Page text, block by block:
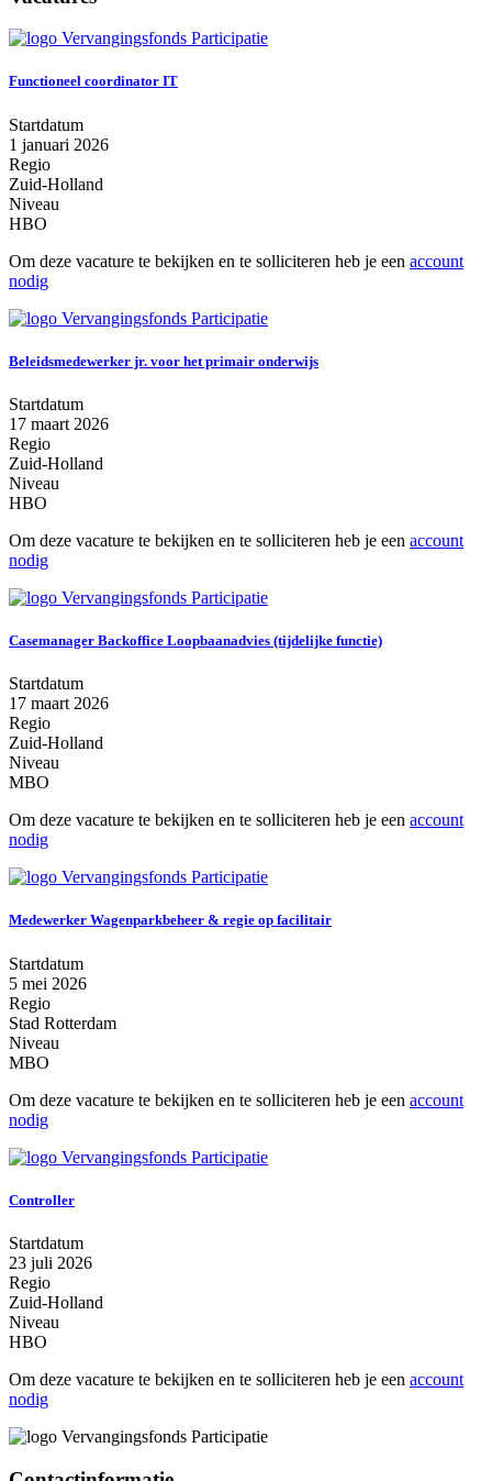
Functioneel coordinator IT
Startdatum
1 januari 2026
Regio
Zuid-Holland
Niveau
HBO
Om deze vacature te bekijken en te solliciteren heb je een account
nodig
Beleidsmedewerker jr. voor het primair onderwijs
Startdatum
17 maart 2026
Regio
Zuid-Holland
Niveau
HBO
Om deze vacature te bekijken en te solliciteren heb je een account
nodig
Casemanager Backoffice Loopbaanadvies (tijdelijke functie)
Startdatum
17 maart 2026
Regio
Zuid-Holland
Niveau
MBO
Om deze vacature te bekijken en te solliciteren heb je een account
nodig
Medewerker Wagenparkbeheer & regie op facilitair
Startdatum
5 mei 2026
Regio
Stad Rotterdam
Niveau
MBO
Om deze vacature te bekijken en te solliciteren heb je een account
nodig
Controller
Startdatum
23 juli 2026
Regio
Zuid-Holland
Niveau
HBO
Om deze vacature te bekijken en te solliciteren heb je een account
nodig